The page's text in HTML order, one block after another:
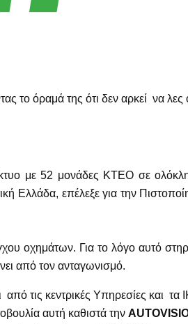
το όραμά της ότι δεν αρκεί να λες
με 52 μονάδες ΚΤΕΟ σε
Ελλάδα, επέλεξε για την
οχημάτων. Για το λόγο αυτό
από τον ανταγωνισμό.
τις κεντρικές Υπηρεσίες και τα
αυτή καθιστά την